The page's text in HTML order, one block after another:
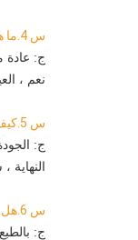
س 4.ما هو موك؟هل يمكنني الحصول على عينة للتحقق من الجودة؟
ج: عادة ما يكون
نعم ، العينة
س 5.
ج:
س 6.
هل
ج: